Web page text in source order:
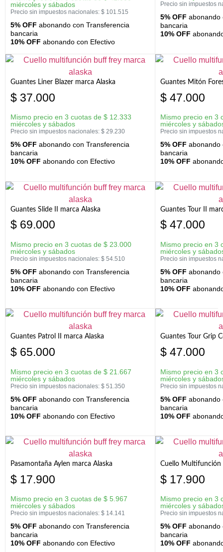
miércoles y sábados
Precio sin impuestos nacionales: $ 101.515
5% OFF abonando con Transferencia
bancaria
10% OFF abonando con Efectivo
Precio sin impuestos
5% OFF abonando
bancaria
10% OFF
Guantes Liner Blazer marca Alaska
$ 37.000
Mismo precio en 3 cuotas de $ 12.333
miércoles y sábados
Precio sin impuestos nacionales: $ 29.230
5% OFF abonando con Transferencia
bancaria
10% OFF abonando con Efectivo
Guantes Mitón
$ 47.000
Mismo precio en 3
miércoles y
Precio sin impuestos
5% OFF abonando
bancaria
10% OFF
Guantes Slide II marca Alaska
$ 69.000
Mismo precio en 3 cuotas de $ 23.000
miércoles y sábados
Precio sin impuestos nacionales: $ 54.510
5% OFF abonando con Transferencia
bancaria
10% OFF abonando con Efectivo
Guantes Tour II
$ 47.000
Mismo precio en 3
miércoles y
Precio sin impuestos
5% OFF abonando
bancaria
10% OFF
Guantes Patrol II marca Alaska
$ 65.000
Mismo precio en 3 cuotas de $ 21.667
miércoles y sábados
Precio sin impuestos nacionales: $ 51.350
5% OFF abonando con Transferencia
bancaria
10% OFF abonando con Efectivo
Guantes Tour Grip
$ 47.000
Mismo precio en 3
miércoles y
Precio sin impuestos
5% OFF abonando
bancaria
10% OFF
Pasamontaña Aylen marca Alaska
$ 17.900
Mismo precio en 3 cuotas de $ 5.967
miércoles y sábados
Precio sin impuestos nacionales: $ 14.141
5% OFF abonando con Transferencia
bancaria
10% OFF abonando con Efectivo
Cuello Multifunción
$ 17.900
Mismo precio en 3
miércoles y
Precio sin impuestos
5% OFF abonando
bancaria
10% OFF